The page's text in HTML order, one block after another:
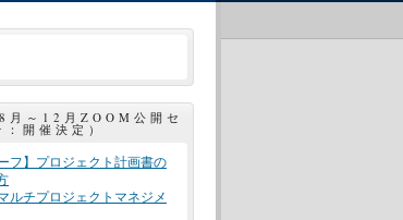
～12月ZOOM公開セ
開催決定）
フ】プロジェクト計画書の
ルチプロジェクトマネジメ